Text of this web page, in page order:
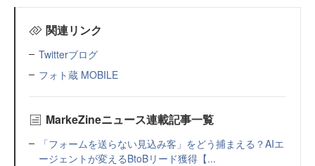
関連リンク
Twitterブログ
フォト蔵 MOBILE
MarkeZineニュース連載記事一覧
「フォームを送らない見込み客」をどう捕まえる？AIエ
ージェントが変えるBtoBリード獲得【...